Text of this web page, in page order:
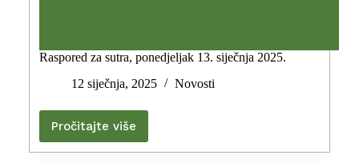
Raspored za sutra, ponedjeljak 13. siječnja 2025.
12 siječnja, 2025
Novosti
Pročitajte više